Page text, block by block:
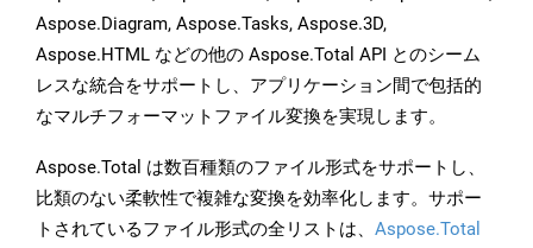
Aspose.Diagram, Aspose.Tasks, Aspose.3D,
Aspose.HTML などの他の Aspose.Total API とのシーム
レスな統合をサポートし、アプリケーション間で包括的
なマルチフォーマットファイル変換を実現します。
Aspose.Total は数百種類のファイル形式をサポートし、
比類のない柔軟性で複雑な変換を効率化します。サポー
トされているファイル形式の全リストは、 Aspose.Total